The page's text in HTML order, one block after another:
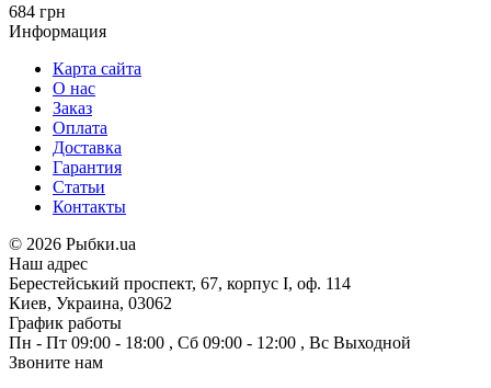
684 грн
Информация
Карта сайта
О нас
Заказ
Оплата
Доставка
Гарантия
Статьи
Контакты
© 2026 Рыбки.ua
Наш адрес
Берестейський проспект, 67, корпус I, оф. 114
Киев, Украина, 03062
График работы
Пн - Пт 09:00 - 18:00 , Сб 09:00 - 12:00 , Вс Выходной
Звоните нам